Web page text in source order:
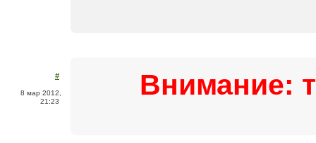
#
8 мар 2012,
21:23
Внимание: